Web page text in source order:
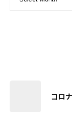
コロ